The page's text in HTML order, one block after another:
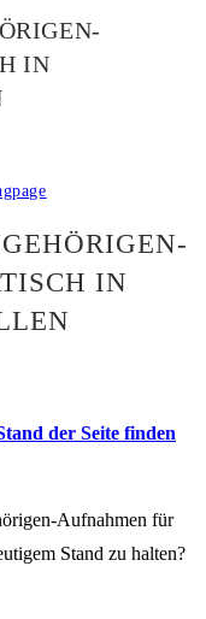
IN
IN
der Seite finden
Aufnahmen für
Stand zu halten?